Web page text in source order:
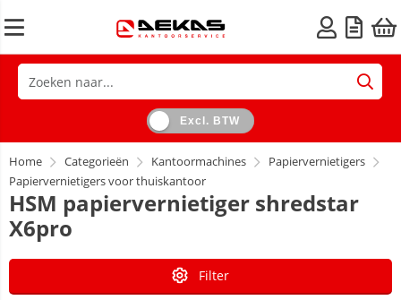
Excl. BTW
Home Categorieën Kantoormachines
Papiervernietigers
Papiervernietigers voor thuiskantoor
HSM papiervernietiger shredstar
X6pro
Filter